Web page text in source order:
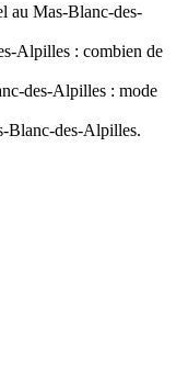
au Mas-Blanc-des-
Alpilles : combien de
des-Alpilles : mode
Blanc-des-Alpilles.